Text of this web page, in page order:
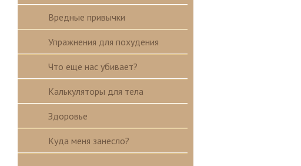
Вредные привычки
Упражнения для похудения
Что еще нас убивает?
Калькуляторы для тела
Здоровье
Куда меня занесло?